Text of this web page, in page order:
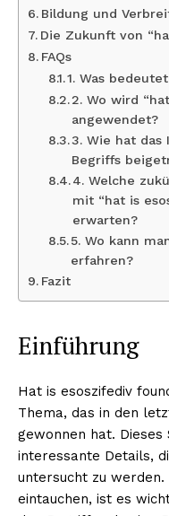
Bildung und
Die Zukunft von
FAQs
1. Was
2. Wo wird
angewendet?
3. Wie hat
Begriffs
4. Welche
mit “hat is
erwarten?
5. Wo kann
erfahren?
Fazit
Einführung
Hat is esoszifediv
Thema, das in den
gewonnen hat.
interessante Details,
untersucht zu
eintauchen, ist es